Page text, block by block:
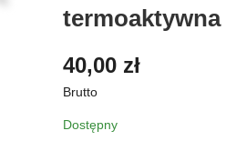
termoaktywna
40,00 zł
Brutto
Dostępny